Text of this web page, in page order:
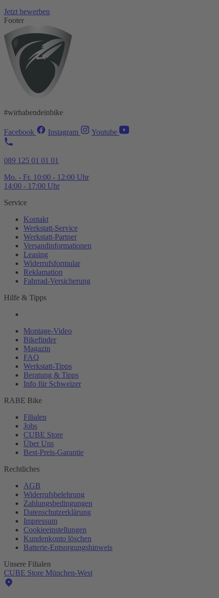
Jetzt bewerben
Footer
#wirhabendeinbike
Facebook Instagram Youtube
089 125 01 01 01
Mo. - Fr. 10:00 - 12:00 Uhr
14:00 - 17:00 Uhr
Service
Kontakt
Werkstatt-Service
Werkstatt-Partner
Versandinformationen
Leasing
Widerrufsformular
Reklamation
Fahrrad-Versicherung
Hilfe & Tipps
Montage-Video
Bikefinder
Magazin
FAQ
Werkstatt-Tipps
Beratung & Tipps
Info für Schweizer
RABE Bike
Filialen
Jobs
CUBE Store
Über Uns
Best-Preis-Garantie
Rechtliches
AGB
Widerrufsbelehrung
Zahlungsbedingungen
Datenschutzerklärung
Impressum
Cookieeinstellungen
Kundenkonto löschen
Batterie-Entsorgungshinweis
Unsere Filialen
CUBE Store München-West